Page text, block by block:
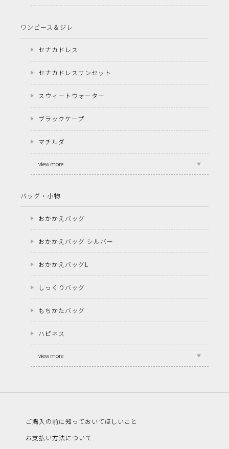
ワンピース＆ジレ
セナカドレス
セナカドレスサンセット
スウィートウォーター
ブラックケープ
マチルダ
view more
バッグ・小物
おかかえバッグ
おかかえバッグ シルバー
おかかえバッグL
しっくりバッグ
もちかたバッグ
ハピネス
view more
ご購入の前に知っておいてほしいこと
お支払い方法について